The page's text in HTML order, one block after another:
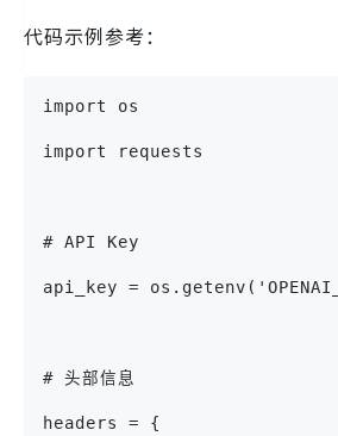
代码示例参考：
import os
import requests
# API Key
api_key =
# 头部信息
headers = {